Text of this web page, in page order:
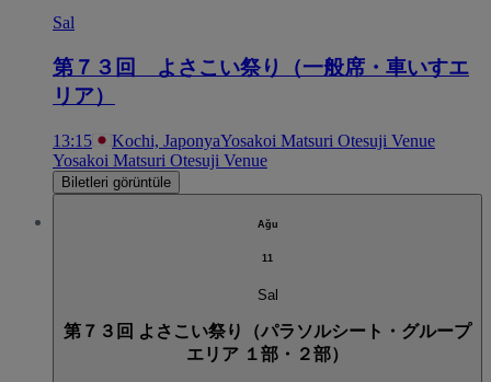
Sal
第７３回 よさこい祭り（一般席・車いすエ
リア）
13:15 Kochi, JaponyaYosakoi Matsuri Otesuji Venue
Yosakoi Matsuri Otesuji Venue
Biletleri görüntüle
Ağu
11
Sal
第７３回 よさこい祭り（パラソルシート・グループ
エリア １部・２部）